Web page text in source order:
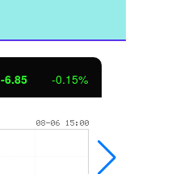
3.42 0.30%